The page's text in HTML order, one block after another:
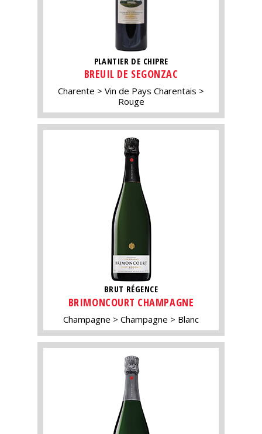
PLANTIER DE CHIPRE
BREUIL DE SEGONZAC
Charente
Vin de Pays Charentais
Rouge
BRUT RÉGENCE
BRIMONCOURT CHAMPAGNE
Champagne Champagne Blanc